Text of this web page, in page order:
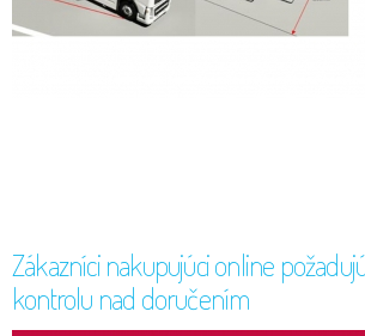
Zákazníci nakupujúci online
kontrolu nad doručením